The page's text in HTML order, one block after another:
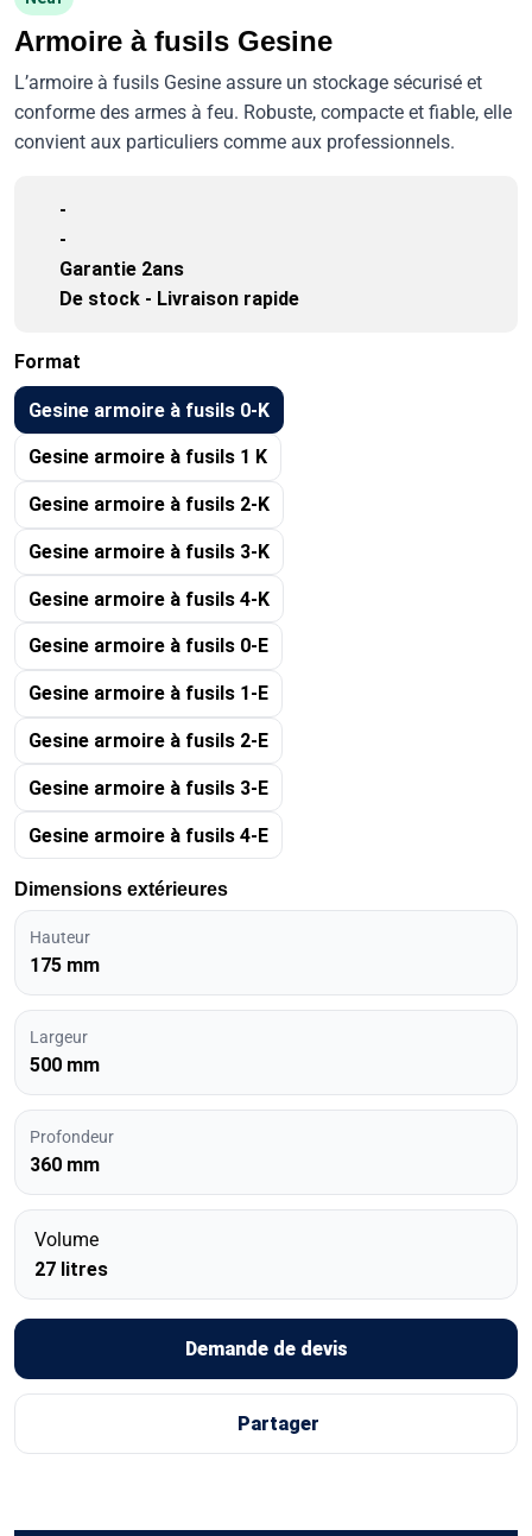
Armoire à fusils Gesine
L’armoire à fusils Gesine assure un stockage sécurisé et
conforme des armes à feu. Robuste, compacte et fiable, elle
convient aux particuliers comme aux professionnels.
-
-
Garantie 2ans
De stock - Livraison rapide
Format
Gesine armoire à fusils 0-K
Gesine armoire à fusils 1 K
Gesine armoire à fusils 2-K
Gesine armoire à fusils 3-K
Gesine armoire à fusils 4-K
Gesine armoire à fusils 0-E
Gesine armoire à fusils 1-E
Gesine armoire à fusils 2-E
Gesine armoire à fusils 3-E
Gesine armoire à fusils 4-E
Dimensions extérieures
Hauteur
175 mm
Largeur
500 mm
Profondeur
360 mm
Volume
27 litres
Demande de devis
Partager